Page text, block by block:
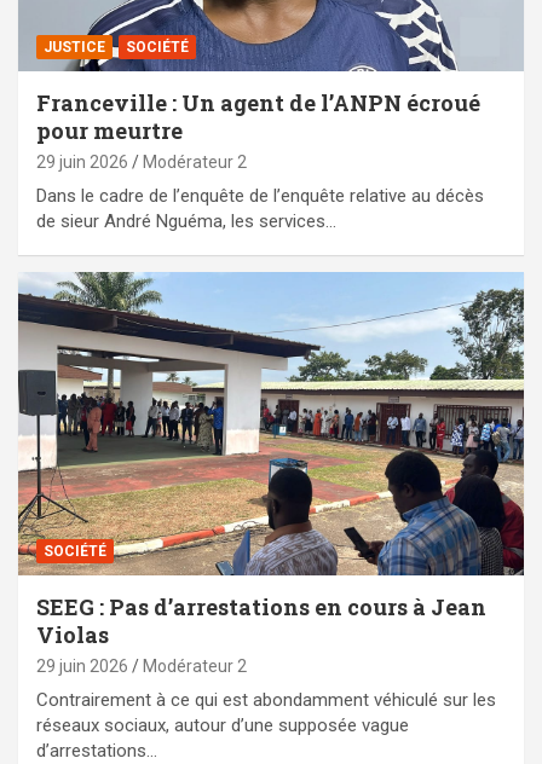
JUSTICE SOCIÉTÉ
Franceville : Un agent de l’ANPN écroué
pour meurtre
29 juin 2026 Modérateur 2
Dans le cadre de l’enquête de l’enquête relative au décès
de sieur André Nguéma, les services…
SOCIÉTÉ
SEEG : Pas d’arrestations en cours à Jean
Violas
29 juin 2026 Modérateur 2
Contrairement à ce qui est abondamment véhiculé sur les
réseaux sociaux, autour d’une supposée vague
d’arrestations…